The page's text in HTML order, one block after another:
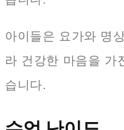
아이들은 요가와 명
라 건강한 마음을 가
습니다.